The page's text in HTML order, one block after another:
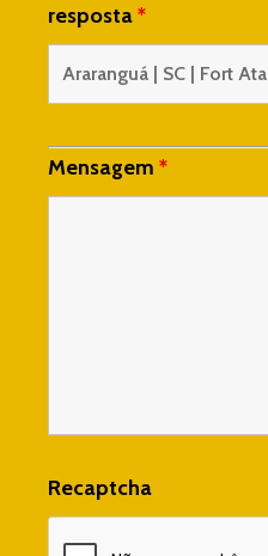
resposta*
Mensagem *
Recaptcha